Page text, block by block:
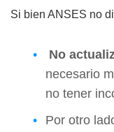
Si bien ANSES no
No
necesario
no tener
Por otro